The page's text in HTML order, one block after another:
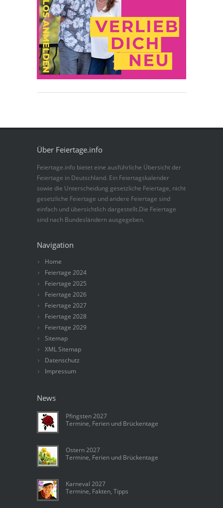
Über Feiertage.info
Feiertage.info bietet eine ausführliche Übersicht der
Feiertage in Deutschland. Ein Feiertagskalender
sowie die Unterscheidung gesetzliche Feiertage, nicht
gesetzliche Feiertage und andere Feiertage sind
einfach und übersichtlich dargestellt.Die Feiertage
sind nach Bundesländern ausgegeben.
Navigation
Home
Feiertage 2024
Feiertage 2025
Feiertage 2026
Feiertage 2027
Feiertage 2028
Feiertage 2029
Sitemap
XML Sitemap
Datenschutz
Impressum
News
Pfingsten 2027
Termine, Ferien und Brückentage
Ostern 2027
Termine, Ferien und Brückentage
Karneval 2027
Termine, Fakten, Tipps